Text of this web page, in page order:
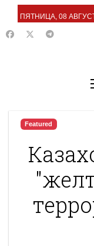
ПЯТНИЦА, 08
Featured